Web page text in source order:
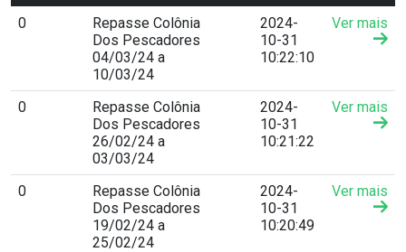
0
Repasse Colônia
Dos Pescadores
04/03/24 a
10/03/24
2024-
10-31
10:22:10
Ver mais
0
Repasse Colônia
Dos Pescadores
26/02/24 a
03/03/24
2024-
10-31
10:21:22
Ver mais
0
Repasse Colônia
Dos Pescadores
19/02/24 a
25/02/24
2024-
10-31
10:20:49
Ver mais